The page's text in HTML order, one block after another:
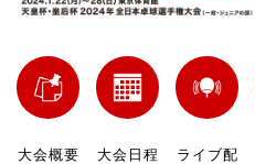
大会概要 大会日程
ライブ配